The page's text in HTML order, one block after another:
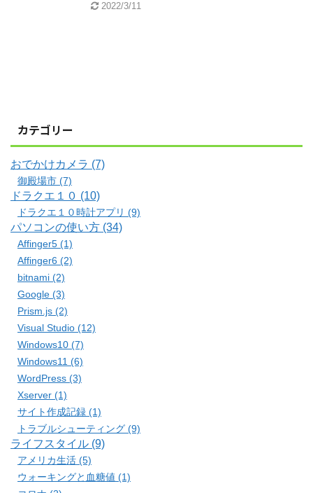
2022/3/11
カテゴリー
おでかけカメラ (7)
御殿場市 (7)
ドラクエ１０ (10)
ドラクエ１０時計アプリ (9)
パソコンの使い方 (34)
Affinger5 (1)
Affinger6 (2)
bitnami (2)
Google (3)
Prism.js (2)
Visual Studio (12)
Windows10 (7)
Windows11 (6)
WordPress (3)
Xserver (1)
サイト作成記録 (1)
トラブルシューティング (9)
ライフスタイル (9)
アメリカ生活 (5)
ウォーキングと血糖値 (1)